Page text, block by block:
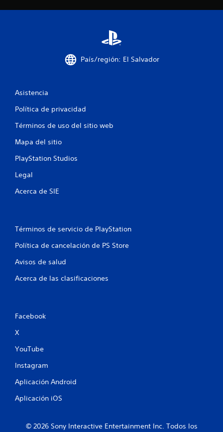
País/región: El Salvador
Asistencia
Política de privacidad
Términos de uso del sitio web
Mapa del sitio
PlayStation Studios
Legal
Acerca de SIE
Términos de servicio de PlayStation
Política de cancelación de PS Store
Avisos de salud
Acerca de las clasificaciones
Facebook
X
YouTube
Instagram
Aplicación Android
Aplicación iOS
© 2026 Sony Interactive Entertainment Inc. Todos los